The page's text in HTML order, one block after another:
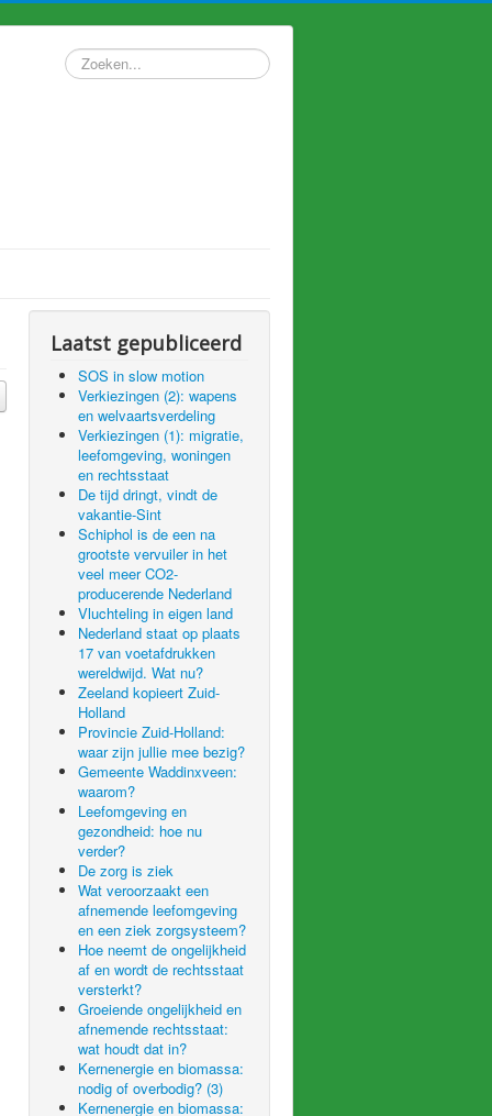
Zoeken...
Laatst gepubliceerd
SOS in slow motion
Verkiezingen (2): wapens
en welvaartsverdeling
Verkiezingen (1): migratie,
leefomgeving, woningen
en rechtsstaat
De tijd dringt, vindt de
vakantie-Sint
Schiphol is de een na
grootste vervuiler in het
veel meer CO2-
producerende Nederland
Vluchteling in eigen land
Nederland staat op plaats
17 van voetafdrukken
wereldwijd. Wat nu?
Zeeland kopieert Zuid-
Holland
Provincie Zuid-Holland:
waar zijn jullie mee bezig?
Gemeente Waddinxveen:
waarom?
Leefomgeving en
gezondheid: hoe nu
verder?
De zorg is ziek
Wat veroorzaakt een
afnemende leefomgeving
en een ziek zorgsysteem?
Hoe neemt de ongelijkheid
af en wordt de rechtsstaat
versterkt?
Groeiende ongelijkheid en
afnemende rechtsstaat:
wat houdt dat in?
Kernenergie en biomassa:
nodig of overbodig? (3)
Kernenergie en biomassa: